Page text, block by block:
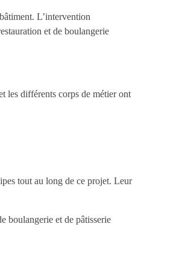
L’intervention
et de boulangerie
les différents corps de métier ont
tout au long de ce projet. Leur
boulangerie et de pâtisserie